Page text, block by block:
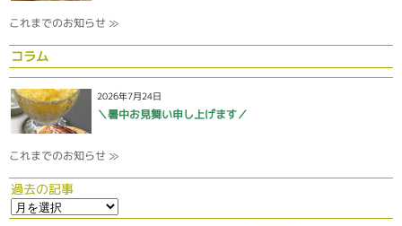
これまでのお知らせ ≫
コラム
2026年7月24日
＼暑中お見舞い申し上げます／
これまでのお知らせ ≫
過去の記事